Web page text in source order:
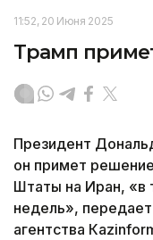
11:52, 20 Июня 2025
Трамп
Президент
он примет
Штаты на Иран, «в
недель»,
агентства